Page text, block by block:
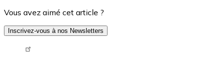
Vous avez aimé cet article ?
Inscrivez-vous à nos Newsletters
Tweet URL